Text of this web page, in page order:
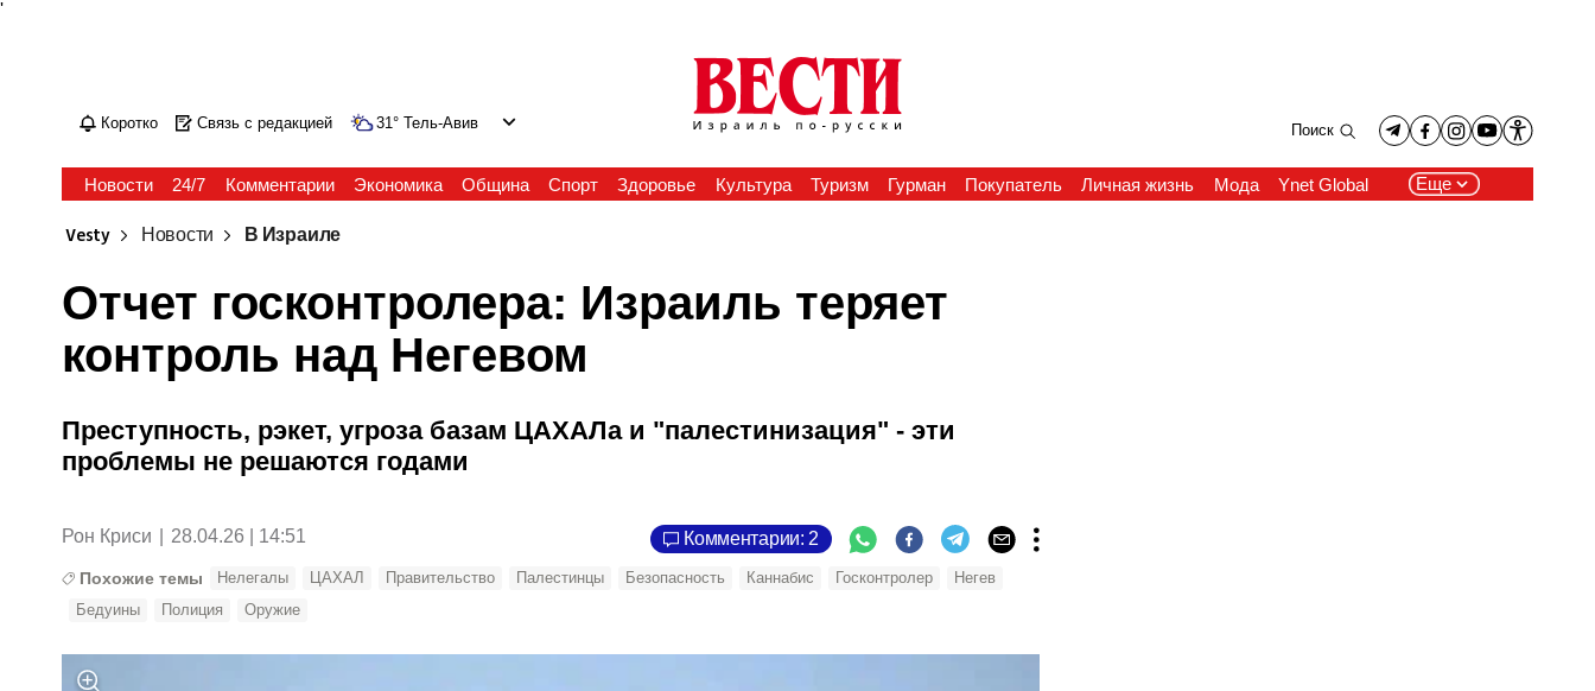
'
Коротко Связь с редакцией 31° Тель-Авив Поиск
Новости 24/7 Комментарии Экономика Община Спорт Здоровье Культура Туризм Гурман Покупатель Личная жизнь Мода Ynet Global Еще
Vesty Новости В Израиле
Отчет госконтролера: Израиль теряет
контроль над Негевом
Преступность, рэкет, угроза базам ЦАХАЛа и "палестинизация" - эти
проблемы не решаются годами
Рон Криси 28.04.26 | 14:51 Комментарии: 2
Похожие темы Нелегалы ЦАХАЛ Правительство Палестинцы Безопасность Каннабис Госконтролер
Негев
Бедуины
Полиция Оружие